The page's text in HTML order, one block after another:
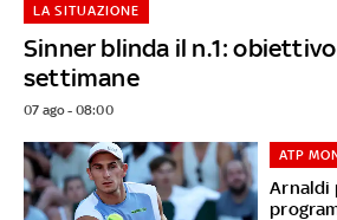
Sinner blinda il n.1:
settimane
LA SITUAZIONE
07 ago - 08:00
Arnaldi
ATP